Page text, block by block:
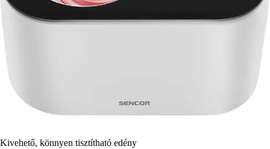
Kivehető, könnyen tisztítható edény